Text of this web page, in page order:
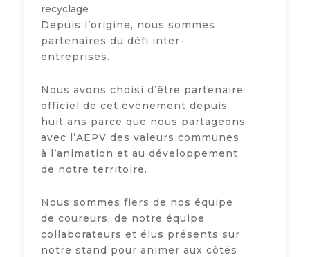
recyclage
Depuis l’origine, nous sommes
partenaires du défi inter-
entreprises.
Nous avons choisi d’être partenaire
officiel de cet évènement depuis
huit ans parce que nous partageons
avec l’AEPV des valeurs communes
à l’animation et au développement
de notre territoire.
Nous sommes fiers de nos équipe
de coureurs, de notre équipe
collaborateurs et élus présents sur
notre stand pour animer aux côtés